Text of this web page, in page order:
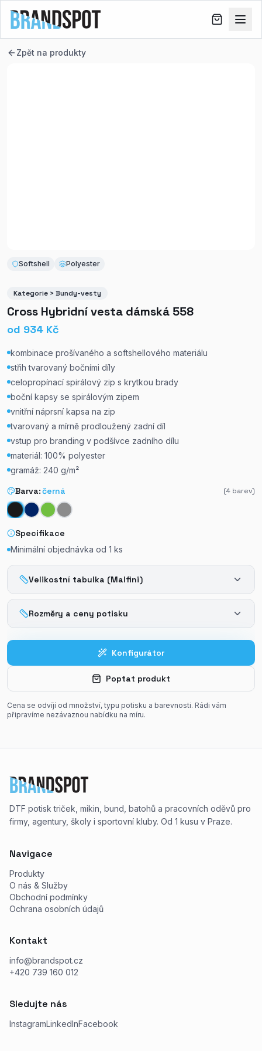
Zpět na produkty
Softshell Polyester
Kategorie > Bundy-vesty
Cross Hybridní vesta dámská 558
od 934 Kč
kombinace prošívaného a softshellového materiálu
střih tvarovaný bočními díly
celopropínací spirálový zip s krytkou brady
boční kapsy se spirálovým zipem
vnitřní náprsní kapsa na zip
tvarovaný a mírně prodloužený zadní díl
vstup pro branding v podšívce zadního dílu
materiál: 100% polyester
gramáž: 240 g/m²
Barva:černá (4 barev)
Specifikace
Minimální objednávka od 1 ks
Velikostní tabulka (Malfini)
Rozměry a ceny potisku
Konfigurátor
Poptat produkt
Cena se odvíjí od množství, typu potisku a barevnosti. Rádi vám
připravíme nezávaznou nabídku na míru.
DTF potisk triček, mikin, bund, batohů a pracovních oděvů pro
firmy, agentury, školy i sportovní kluby. Od 1 kusu v Praze.
Navigace
Produkty
O nás & Služby
Obchodní podmínky
Ochrana osobních údajů
Kontakt
info@brandspot.cz
+420 739 160 012
Sledujte nás
InstagramLinkedInFacebook